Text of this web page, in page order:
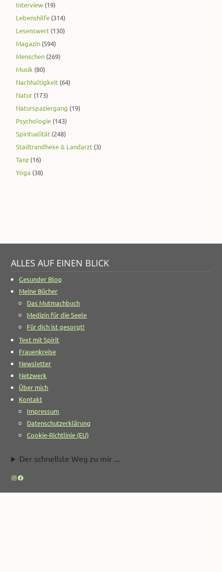
Interview (19)
Lebenshilfe (314)
Lesenswert (130)
Magazin (594)
Menschen (269)
Musik (80)
Nachhaltigkeit (64)
Natur (173)
Naturspaziergang (19)
Psychologie (143)
Spiritualität (248)
Stadtrandhexe & Landarzt (3)
Tanz (16)
Yoga (38)
ALLES AUF EINEN BLICK
Gesunder Blog
Meine Bücher
Das Mutmachbuch
Medizin für die Seele
Für dich ist gesorgt!
Text mit Spirit
Frauenkreise
Newsletter
Netzwerk
Über mich
Kontakt
Impressum
Datenschutzerklärung
Cookie-Richtlinie (EU)
Der schnellste Weg zu mir ...
Instagram
Facebook